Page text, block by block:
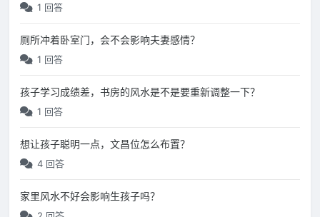
1 回答
厕所冲着卧室门，会不会影响夫妻感情？
1 回答
孩子学习成绩差，书房的风水是不是要重新调整一下？
1 回答
想让孩子聪明一点，文昌位怎么布置？
4 回答
家里风水不好会影响生孩子吗？